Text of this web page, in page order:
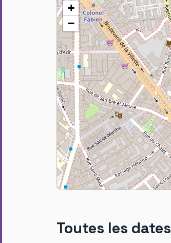
+
−
Toutes les dates